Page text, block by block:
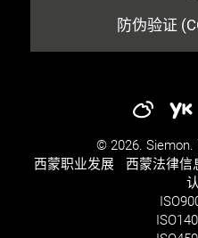
防伪验证
© 2026. Siemon.
西蒙职业发展​​
西蒙法律信
ISO
ISO